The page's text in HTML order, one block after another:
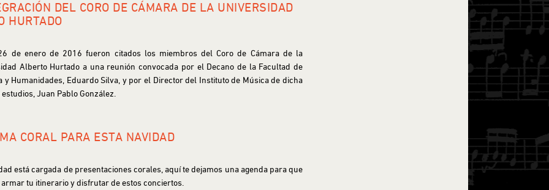
DEL CORO DE CÁMARA DE LA UNIVERSIDAD
HURTADO
de enero de 2016 fueron citados los miembros del Coro de Cámara de la
Alberto Hurtado a una reunión convocada por el Decano de la Facultad de
y Humanidades, Eduardo Silva, y por el Director del Instituto de Música de dicha
Juan Pablo González.
CORAL PARA ESTA NAVIDAD
está cargada de presentaciones corales, aquí te dejamos una agenda para que
tu itinerario y disfrutar de estos conciertos.